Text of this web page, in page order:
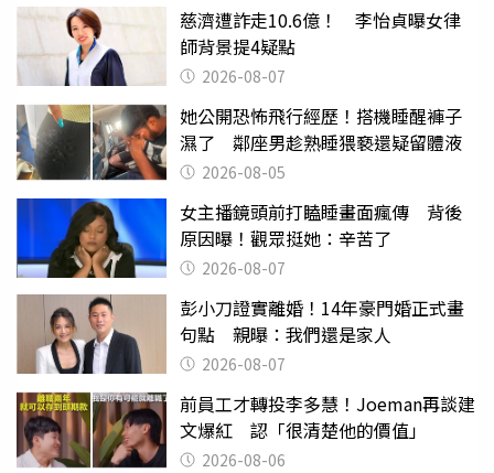
慈濟遭詐走10.6億！ 李怡貞曝女律
師背景提4疑點
2026-08-07
她公開恐怖飛行經歷！搭機睡醒褲子
濕了 鄰座男趁熟睡猥褻還疑留體液
2026-08-05
女主播鏡頭前打瞌睡畫面瘋傳 背後
原因曝！觀眾挺她：辛苦了
2026-08-07
彭小刀證實離婚！14年豪門婚正式畫
句點 親曝：我們還是家人
2026-08-07
前員工才轉投李多慧！Joeman再談建
文爆紅 認「很清楚他的價值」
2026-08-06